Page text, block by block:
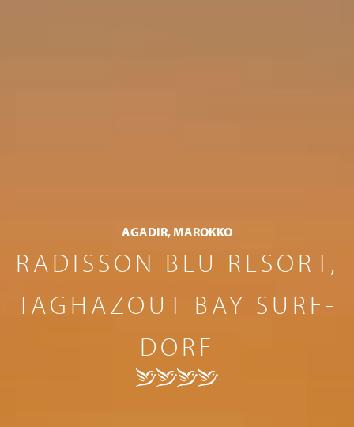
AGADIR, MAROKKO
RADISSON BLU RESORT,
TAGHAZOUT BAY SURF-
DORF